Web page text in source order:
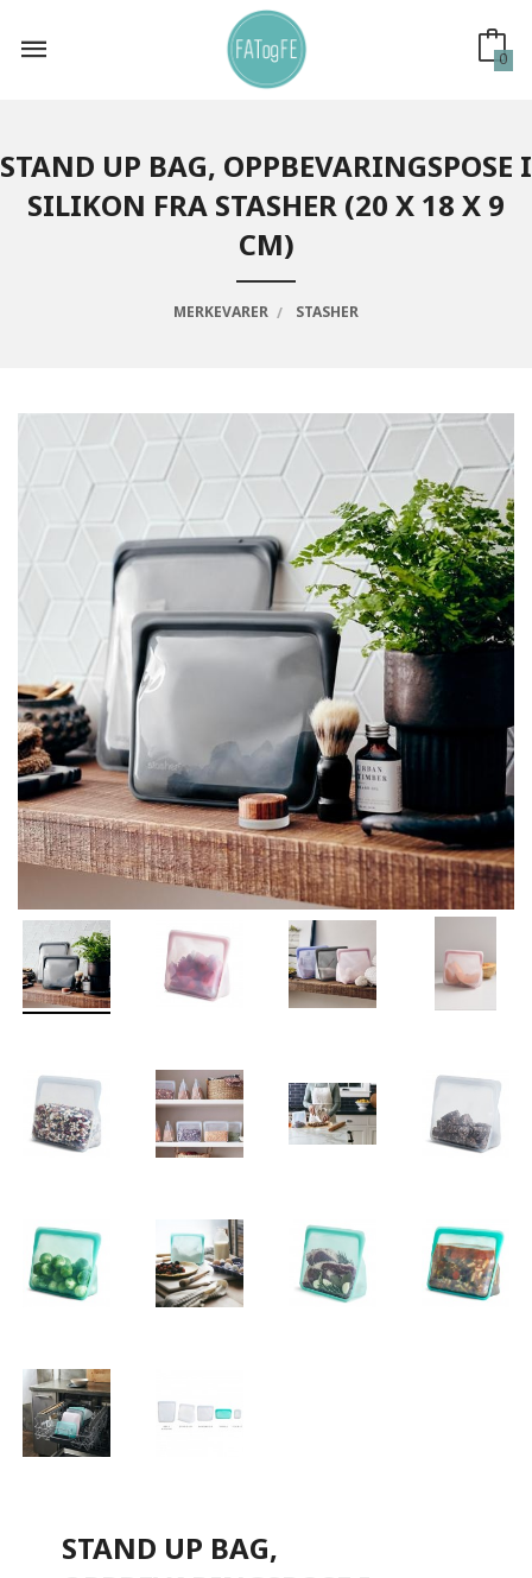
innholdet
0
STAND UP BAG, OPPBEVARINGSPOSE I
SILIKON FRA STASHER (20 X 18 X 9
CM)
MERKEVARER STASHER
STAND UP BAG,